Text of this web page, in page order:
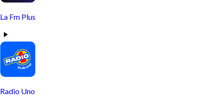
La Fm Plus
Radio Uno